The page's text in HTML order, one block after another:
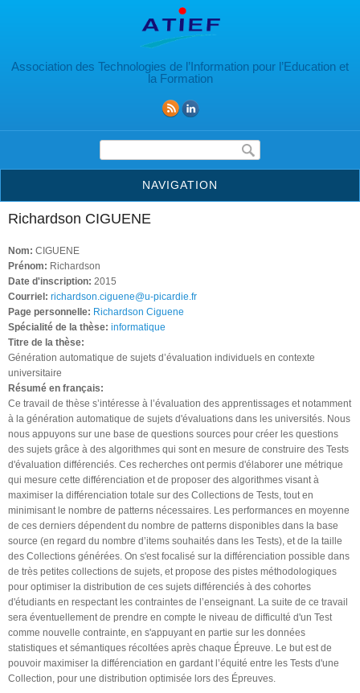
Association des Technologies de l’Information pour l’Education et
la Formation
Formulaire de recherche
NAVIGATION
Richardson CIGUENE
Nom: CIGUENE
Prénom: Richardson
Date d'inscription: 2015
Courriel: richardson.ciguene@u-picardie.fr
Page personnelle: Richardson Ciguene
Spécialité de la thèse: informatique
Titre de la thèse:
Génération automatique de sujets d’évaluation individuels en contexte
universitaire
Résumé en français:
Ce travail de thèse s’intéresse à l’évaluation des apprentissages et notamment
à la génération automatique de sujets d'évaluations dans les universités. Nous
nous appuyons sur une base de questions sources pour créer les questions
des sujets grâce à des algorithmes qui sont en mesure de construire des Tests
d'évaluation différenciés. Ces recherches ont permis d'élaborer une métrique
qui mesure cette différenciation et de proposer des algorithmes visant à
maximiser la différenciation totale sur des Collections de Tests, tout en
minimisant le nombre de patterns nécessaires. Les performances en moyenne
de ces derniers dépendent du nombre de patterns disponibles dans la base
source (en regard du nombre d’items souhaités dans les Tests), et de la taille
des Collections générées. On s'est focalisé sur la différenciation possible dans
de très petites collections de sujets, et propose des pistes méthodologiques
pour optimiser la distribution de ces sujets différenciés à des cohortes
d'étudiants en respectant les contraintes de l’enseignant. La suite de ce travail
sera éventuellement de prendre en compte le niveau de difficulté d'un Test
comme nouvelle contrainte, en s'appuyant en partie sur les données
statistiques et sémantiques récoltées après chaque Épreuve. Le but est de
pouvoir maximiser la différenciation en gardant l’équité entre les Tests d'une
Collection, pour une distribution optimisée lors des Épreuves.